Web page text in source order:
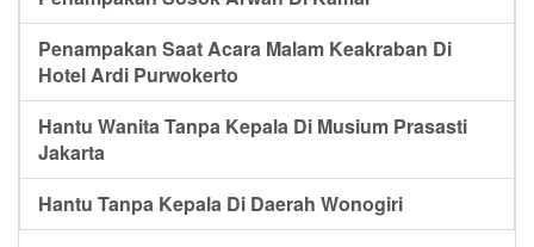
Penampakan Saat Acara Malam Keakraban Di
Hotel Ardi Purwokerto
Hantu Wanita Tanpa Kepala Di Musium Prasasti
Jakarta
Hantu Tanpa Kepala Di Daerah Wonogiri